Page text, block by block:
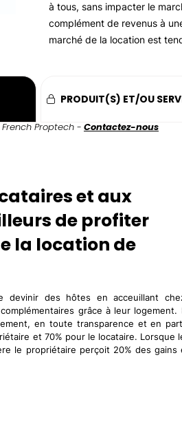
à tous, sans impacter le
complément de revenus à
marché de la location est
PRODUIT(S) ET/OU
Proptech - Contactez-nous
et aux
de profiter
la location de
devinir des hôtes en acceuillant
grâce à leur logement.
en toute transparence et en
et 70% pour le locataire. Lorsque
le propriétaire perçoit 20% des gains